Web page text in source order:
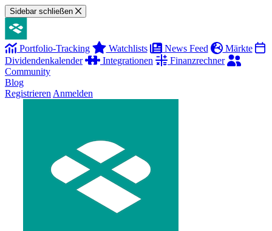
Sidebar schließen
Portfolio-Tracking Watchlists News Feed
Märkte
Dividendenkalender
Integrationen
Finanzrechner
Community
Blog
Registrieren Anmelden